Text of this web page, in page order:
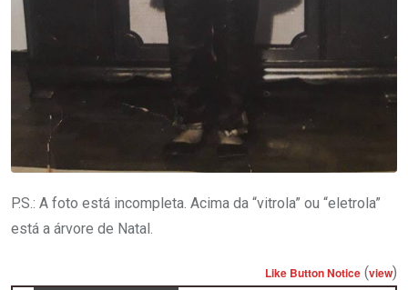
P.S.: A foto está incompleta. Acima da “vitrola” ou “eletrola”
está a árvore de Natal.
Like Button Notice (view)